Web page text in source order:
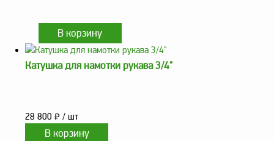
Запасные части к ТРК
и ГРК
Электронное
Пульты управления,
контроллеры
Катушка для намотки рукава 3/4"
28 800 ₽ / шт